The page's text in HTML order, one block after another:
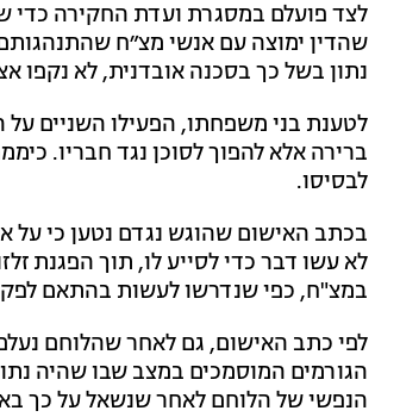
לצד פועלם במסגרת ועדת החקירה כדי
שהדין ימוצה עם אנשי מצ״ח
נתון בשל כך בסכנה אובדנית, לא נקפו
לטענת בני משפחתו, הפעילו השניים על
ברירה אלא להפוך לסוכן נגד חבריו.
לבסיסו.
בכתב האישום שהוגש נגדם נטען כי על
לא עשו דבר כדי לסייע לו, תוך הפגנת
במצ"ח, כפי שנדרשו לעשות בהתאם
לפי כתב האישום, גם לאחר שהלוחם
הגורמים המוסמכים במצב שבו שהיה
הנפשי של הלוחם לאחר שנשאל על כך